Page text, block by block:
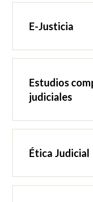
E-Justicia
Estudios
judiciales
Ética Judicial